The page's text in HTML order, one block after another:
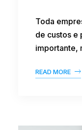
Toda
de custos e
importante,
READ MORE